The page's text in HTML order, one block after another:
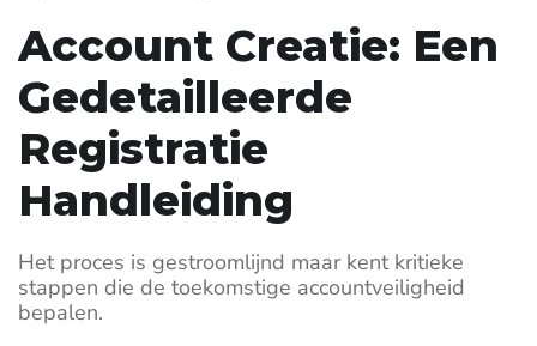
Account Creatie: Een
Gedetailleerde
Registratie
Handleiding
Het proces is gestroomlijnd maar kent kritieke
stappen die de toekomstige accountveiligheid
bepalen.